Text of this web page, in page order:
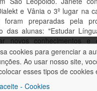
cookies para gerenciar a
Ao usar nosso site,
esses tipos de cookies
- Cookies
e Vânia o 3º lugar na
foram preparadas pela
das alunas: "Estudar
novos conhecimentos e
deu-nos a
e uma importante
a diferença"...